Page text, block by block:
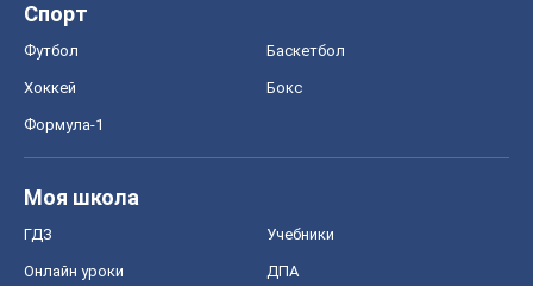
Спорт
Футбол Баскетбол
Хоккей Бокс
Формула-1
Моя школа
ГДЗ Учебники
Онлайн уроки ДПА